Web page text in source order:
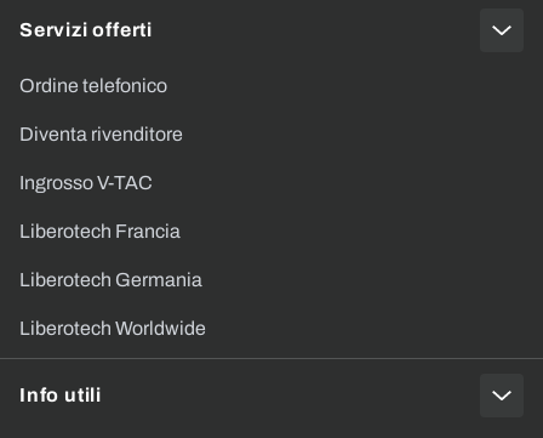
Servizi offerti
Ordine telefonico
Diventa rivenditore
Ingrosso V-TAC
Liberotech Francia
Liberotech Germania
Liberotech Worldwide
Info utili